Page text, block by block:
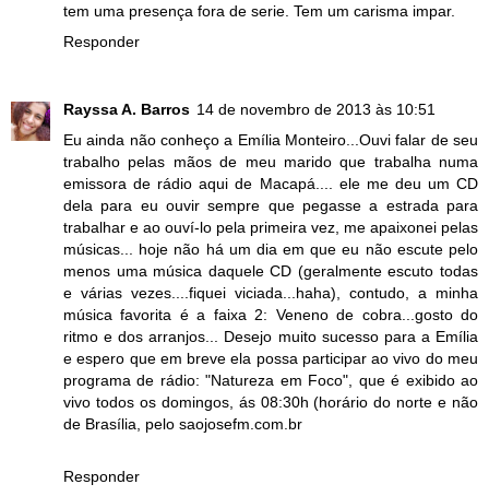
tem uma presença fora de serie. Tem um carisma impar.
Responder
Rayssa A. Barros 14 de novembro de 2013 às 10:51
Eu ainda não conheço a Emília Monteiro...Ouvi falar de seu
trabalho pelas mãos de meu marido que trabalha numa
emissora de rádio aqui de Macapá.... ele me deu um CD
dela para eu ouvir sempre que pegasse a estrada para
trabalhar e ao ouví-lo pela primeira vez, me apaixonei pelas
músicas... hoje não há um dia em que eu não escute pelo
menos uma música daquele CD (geralmente escuto todas
e várias vezes....fiquei viciada...haha), contudo, a minha
música favorita é a faixa 2: Veneno de cobra...gosto do
ritmo e dos arranjos... Desejo muito sucesso para a Emília
e espero que em breve ela possa participar ao vivo do meu
programa de rádio: "Natureza em Foco", que é exibido ao
vivo todos os domingos, ás 08:30h (horário do norte e não
de Brasília, pelo saojosefm.com.br
Responder